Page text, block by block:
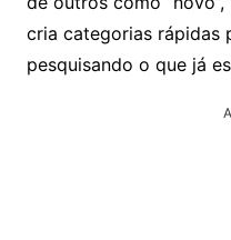
cria categorias rápidas
pesquisando o que já